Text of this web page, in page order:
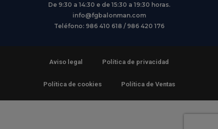
De 9:30 a 14:30 e de 15:30 a 19:30 horas.
info@fgbalonman.com
Teléfono: 986 410 618 / 986 420 176
Aviso legal Política de privacidad
Política de cookies Política de Ventas